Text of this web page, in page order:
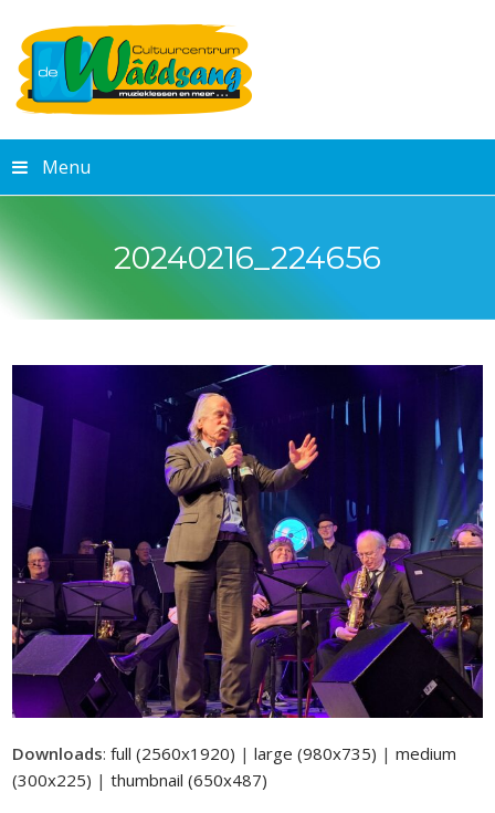
Menu
20240216_224656
Downloads:full (2560x1920) |large (980x735) |medium
(300x225) |thumbnail (650x487)